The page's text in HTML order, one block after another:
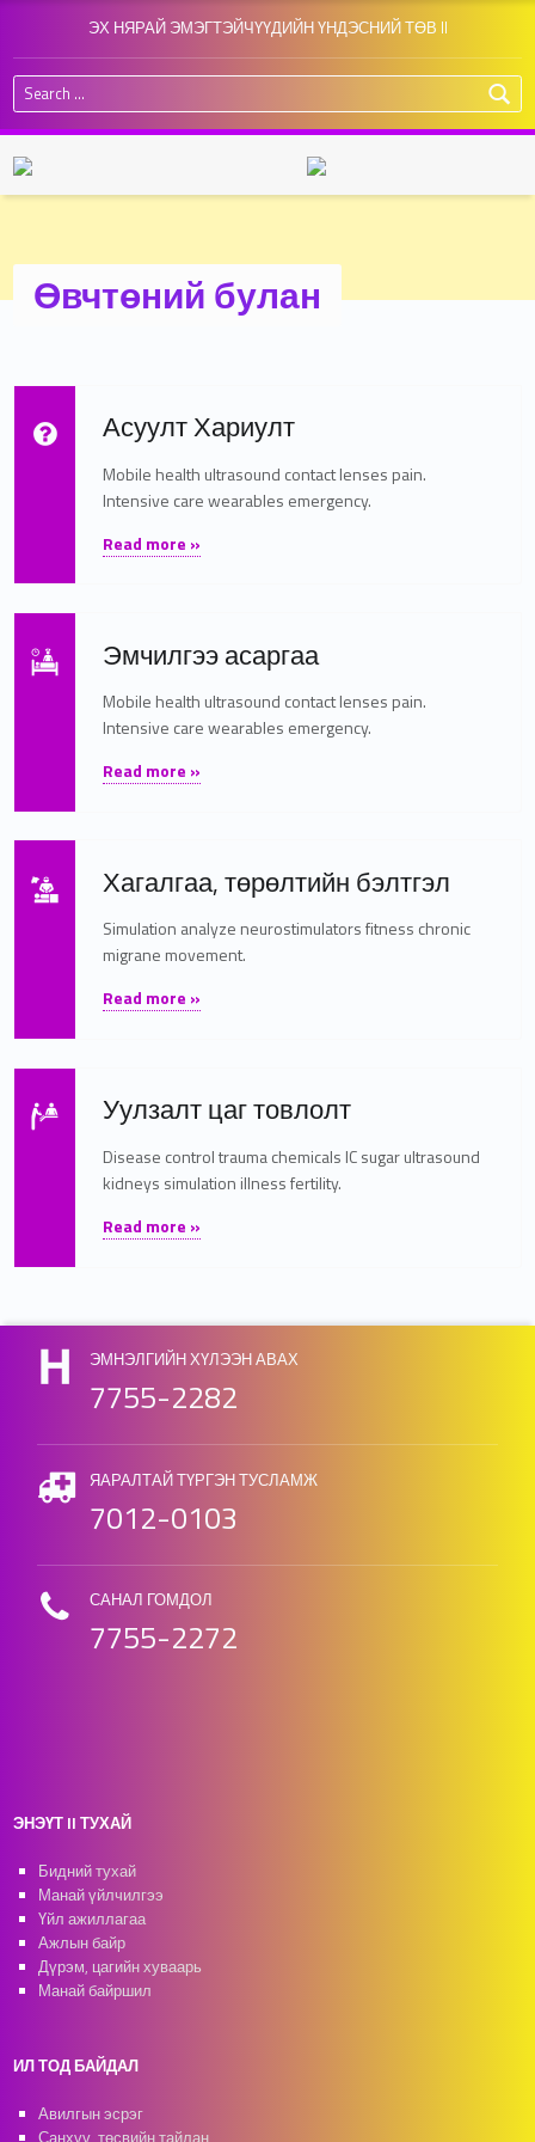
ЭХ НЯРАЙ ЭМЭГТЭЙЧҮҮДИЙН ҮНДЭСНИЙ ТӨВ II
Search for:
Өвчтөний булан
Read more on "Асуулт Хариулт"
Асуулт Хариулт
Mobile health ultrasound contact lenses pain.
Intensive care wearables emergency.
Read more »
Read more on "Эмчилгээ асаргаа"
Эмчилгээ асаргаа
Mobile health ultrasound contact lenses pain.
Intensive care wearables emergency.
Read more »
Read more on "Хагалгаа, төрөлтийн бэлтгэл"
Хагалгаа, төрөлтийн бэлтгэл
Simulation analyze neurostimulators fitness chronic
migrane movement.
Read more »
Read more on "Уулзалт цаг товлолт"
Уулзалт цаг товлолт
Disease control trauma chemicals IC sugar ultrasound
kidneys simulation illness fertility.
Read more »
ЭМНЭЛГИЙН ХҮЛЭЭН АВАХ
7755-2282
ЯАРАЛТАЙ ТҮРГЭН ТУСЛАМЖ
7012-0103
САНАЛ ГОМДОЛ
7755-2272
ЭНЭҮТ II ТУХАЙ
Бидний тухай
Манай үйлчилгээ
Үйл ажиллагаа
Ажлын байр
Дүрэм, цагийн хуваарь
Манай байршил
ИЛ ТОД БАЙДАЛ
Авилгын эсрэг